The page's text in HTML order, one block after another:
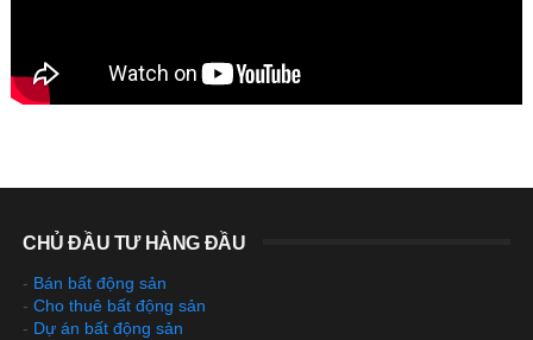
CHỦ ĐẦU TƯ HÀNG ĐẦU
- Bán bất động sản
- Cho thuê bất động sản
- Dự án bất động sản